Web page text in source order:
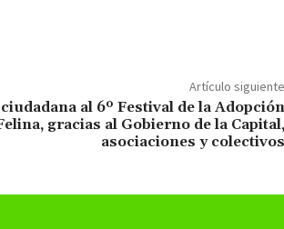
Artículo siguiente
al 6º Festival de la Adopción
gracias al Gobierno de la Capital,
asociaciones y colectivos